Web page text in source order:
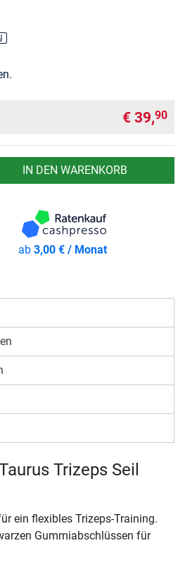
€ 39,90
IN DEN WARENKORB
ab3,00 € / Monat
Trizeps Seil
ein flexibles Trizeps-Training.
Gummiabschlüssen für